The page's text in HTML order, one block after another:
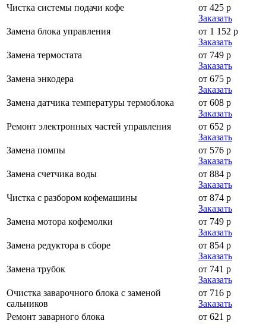
Чистка системы подачи кофе
от 425 р
Заказать
Замена блока управления
от 1 152 р
Заказать
Замена термостата
от 749 р
Заказать
Замена энкодера
от 675 р
Заказать
Замена датчика температуры термоблока
от 608 р
Заказать
Ремонт электронных частей управления
от 652 р
Заказать
Замена помпы
от 576 р
Заказать
Замена счетчика воды
от 884 р
Заказать
Чистка с разбором кофемашины
от 874 р
Заказать
Замена мотора кофемолки
от 749 р
Заказать
Замена редуктора в сборе
от 854 р
Заказать
Замена трубок
от 741 р
Заказать
Очистка заварочного блока с заменой
сальников
от 716 р
Заказать
Ремонт заварного блока
от 621 р